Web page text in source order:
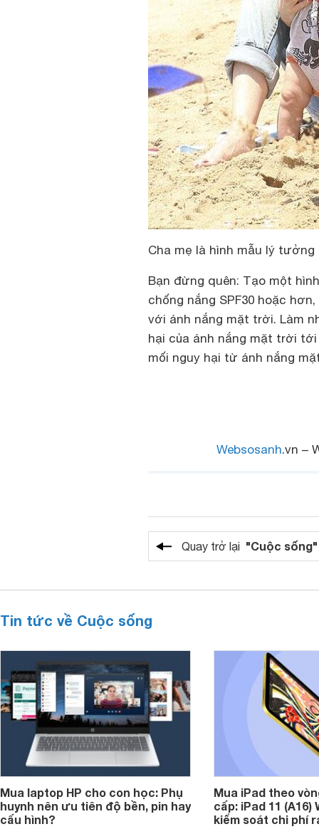
Cha mẹ là hình mẫu lý
Bạn đừng quên: Tạo một
chống nắng SPF30 hoặc
với ánh nắng mặt trời. Làm
hại của ánh nắng mặt trời
mối nguy hại từ ánh nắng
Websosanh.vn –
Quay trở lại "Cuộc sống"
Tin tức về Cuộc sống
Mua laptop HP cho con học: Phụ
huynh nên ưu tiên độ bền, pin hay
cấu hình?
Mua iPad theo
cấp: iPad 11 (A16)
kiểm soát chi phí